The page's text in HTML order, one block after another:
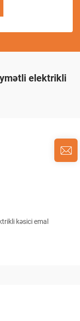
elektrikli
kəsici emal